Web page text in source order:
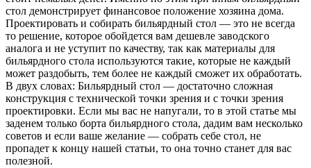
стол демонстрирует финансовое положение хозяина дома.
Проектировать и собирать бильярдный стол — это не всегда
то решение, которое обойдется вам дешевле заводского
аналога и не уступит по качеству, так как материалы для
бильярдного стола используются такие, которые не каждый
может раздобыть, тем более не каждый сможет их обработать.
В двух словах: Бильярдный стол — достаточно сложная
конструкция с технической точки зрения и с точки зрения
проектировки. Если мы вас не напугали, то в этой статье мы
заденем только борта бильярдного стола, дадим вам несколько
советов и если ваше желание — собрать себе стол, не
пропадет к концу нашей статьи, то она точно станет для вас
полезной.